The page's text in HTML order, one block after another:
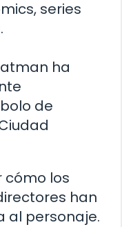
series
ha
de
cómo los
han
al personaje.